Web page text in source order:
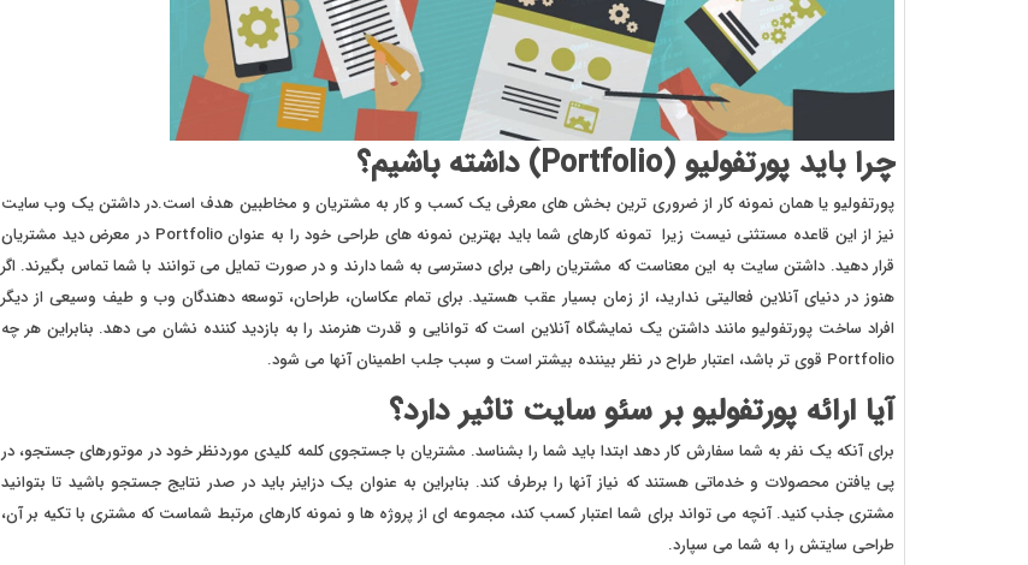
چرا باید پورتفولیو (Portfolio) داشته باشیم؟
پورتفولیو یا همان نمونه کار از ضروری ترین بخش های معرفی یک کسب و کار به مشتریان و مخاطبین هدف است.در داشتن یک وب سایت
نیز از این قاعده مستثنی نیست زیرا تمونه کارهای شما باید بهترین نمونه های طراحی خود را به عنوان Portfolio در معرض دید مشتریان
قرار دهید. داشتن سایت به این معناست که مشتریان راهی برای دسترسی به شما دارند و در صورت تمایل می توانند با شما تماس بگیرند. اگر
هنوز در دنیای آنلاین فعالیتی ندارید، از زمان بسیار عقب هستید. برای تمام عکاسان، طراحان، توسعه دهندگان وب و طیف وسیعی از دیگر
افراد ساخت پورتفولیو مانند داشتن یک نمایشگاه آنلاین است که توانایی و قدرت هنرمند را به بازدید کننده نشان می دهد. بنابراین هر چه
Portfolio قوی تر باشد، اعتبار طراح در نظر بیننده بیشتر است و سبب جلب اطمینان آنها می شود.
آیا ارائه پورتفولیو بر سئو سایت تاثیر دارد؟
برای آنکه یک نفر به شما سفارش کار دهد ابتدا باید شما را بشناسد. مشتریان با جستجوی کلمه کلیدی موردنظر خود در موتورهای جستجو، در
پی یافتن محصولات و خدماتی هستند که نیاز آنها را برطرف کند. بنابراین به عنوان یک دزاینر باید در صدر نتایج جستجو باشید تا بتوانید
مشتری جذب کنید. آنچه می تواند برای شما اعتبار کسب کند، مجموعه ای از پروژه ها و نمونه کارهای مرتبط شماست که مشتری با تکیه بر آن،
طراحی سایتش را به شما می سپارد.